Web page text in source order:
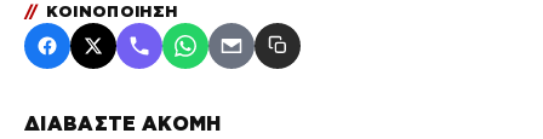
ΔΙΑΒΑΣΤΕ ΑΚΟΜΗ
// ΚΟΙΝΟΠΟΙΗΣΗ